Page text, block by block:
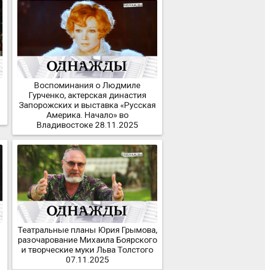
Воспоминания о Людмиле
Гурченко, актерская династия
Запорожских и выставка «Русская
Америка. Начало» во
Владивостоке 28.11.2025
Театральные планы Юрия Грымова,
разочарование Михаила Боярского
и творческие муки Льва Толстого
07.11.2025